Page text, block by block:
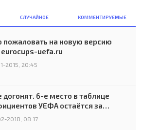
СЛУЧАЙНОЕ КОММЕНТИРУЕМЫЕ
пожаловать на новую версию
eurocups-uefa.ru
2015, 20:45
догонят. 6-е место в таблице
УЕФА остаётся за
2018, 08:17